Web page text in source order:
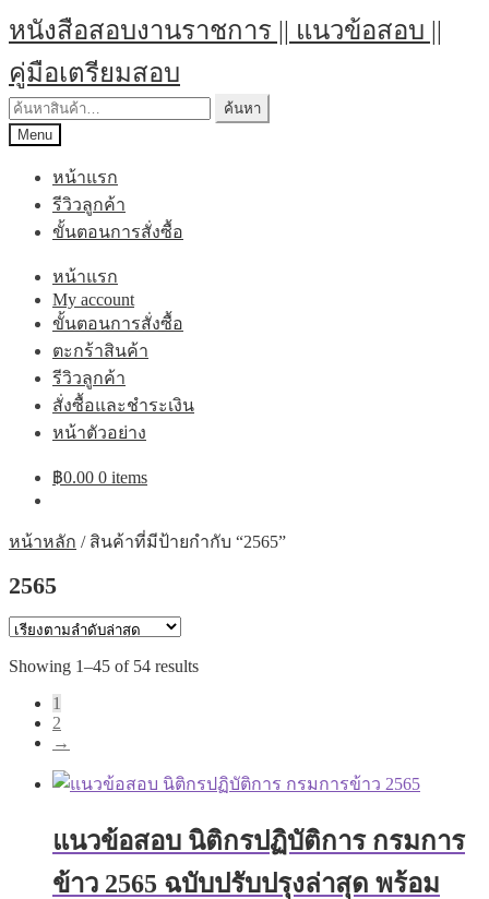
Skip
to
navigation
Skip
to
content
หนังสือสอบงานราชการ || แนวข้อสอบ ||
คู่มือเตรียมสอบ
ค้นหา:
ค้นหา
Menu
หน้าแรก
รีวิวลูกค้า
ขั้นตอนการสั่งซื้อ
หน้าแรก
My account
ขั้นตอนการสั่งซื้อ
ตะกร้าสินค้า
รีวิวลูกค้า
สั่งซื้อและชำระเงิน
หน้าตัวอย่าง
฿0.00 0 items
หน้าหลัก / สินค้าที่มีป้ายกำกับ “2565”
2565
Showing 1–45 of 54 resultsSorted
1
2
→
แนวข้อสอบ นิติกรปฏิบัติการ กรมการ
ข้าว 2565 ฉบับปรับปรุงล่าสุด พร้อม